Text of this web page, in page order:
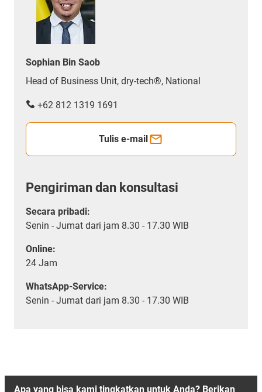
Sophian Bin Saob
Head of Business Unit, dry-tech®, National
+62 812 1319 1691
Tulis e-mail
Pengiriman dan konsultasi
Secara pribadi:
Senin - Jumat dari jam 8.30 - 17.30 WIB
Online:
24 Jam
WhatsApp-Service:
Senin - Jumat dari jam 8.30 - 17.30 WIB
Apa yang bisa kami tingkatkan untuk Anda? Berikan